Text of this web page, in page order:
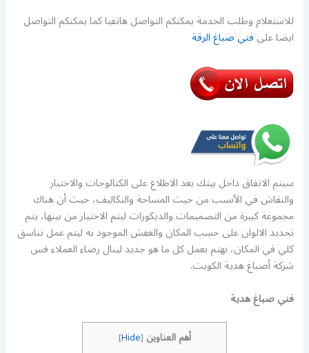
للاستعلام وطلب الخدمة يمكنكم التواصل هاتفيا كما يمكنكم التواصل
ايضا علىفني صباغ الرقة
سيتم الاتفاق داخل بيتك بعد الاطلاع على الكتالوجات والاختيار
والنقاش في الأنسب من حيث المساحة والتكاليف، حيث أن هناك
مجموعة كبيرة من التصميمات والديكورات ليتم الاختيار من بينها، يتم
تحديد الالوان على حسب المكان والعفش الموجود به ليتم عمل تناسق
كلي في المكان، نهتم بعمل كل ما هو جديد لينال رضاء العملاء فس
شركة أصباغ هدية الكويت.
فني صباغ هدية
أهم العناوين [
Hide
]